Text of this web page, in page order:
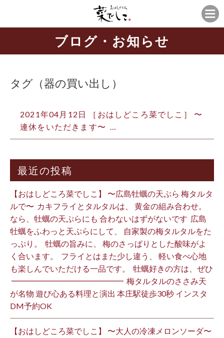
ブログ・お知らせ
タグ（器の買い出し）
2021年04月12日 ［おはしどころ菜でしこ］ 〜
連休をいただきます〜 …
最近の投稿
【おはしどころ菜でしこ】 〜広島牡蠣の天ぷら 梅タルタ
ルで〜 ⁡ カキフライとタルタルは、 黄金の組み合わせ。 ⁡
なら、牡蠣の天ぷらにも 合わないはずがないです ⁡ 広島
牡蠣をふわっと天ぷらにして、 自家製の梅タルタルをた
っぷり。 ⁡ 牡蠣の旨みに、 梅のさっぱりとした酸味がよ
く合います。 ⁡ フライとはまた少し違う、 軽い食べ心地
も楽しんでいただける一品です。 ⁡ 牡蠣好きの方は、ぜひ
⁡ ━━━━━━━━━━━━━━ ⁡ 梅タルタルのささみ天
が名物 遊び心ある料理と演出 本庄駅徒歩30秒 インスタ
DM予約OK ⁡
【おはしどころ菜でしこ】 〜大人の冷凍メロンソーダ〜 ⁡